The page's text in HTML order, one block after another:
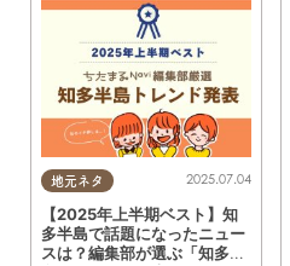
地元ネタ 2025.07.04
【2025年上半期ベスト】知
多半島で話題になったニュー
スは？編集部が選ぶ「知多半